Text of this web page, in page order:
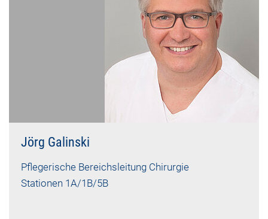
Jörg Galinski
Pflegerische Bereichsleitung Chirurgie
Stationen 1A/1B/5B